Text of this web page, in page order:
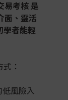
易考核 是
面、靈活
學者能輕
：
風險入